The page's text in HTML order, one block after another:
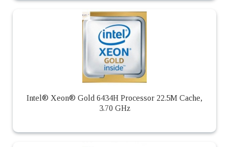
Intel® Xeon® Gold 6434H Processor 22.5M Cache,
3.70 GHz